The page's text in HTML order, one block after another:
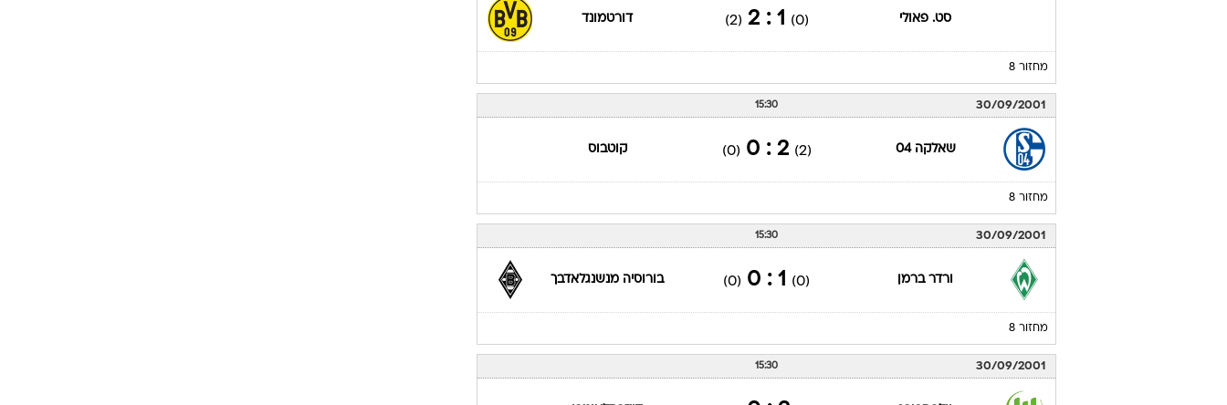
סט. פאולי (0)
1 : 2
(2) דורטמונד
מחזור 8
30/09/2001
15:30
שאלקה 04 (2)
2 : 0
(0) קוטבוס
מחזור 8
30/09/2001
15:30
ורדר ברמן (0)
1 : 0
(0) בורוסיה מנשנגלאדבך
מחזור 8
30/09/2001
15:30